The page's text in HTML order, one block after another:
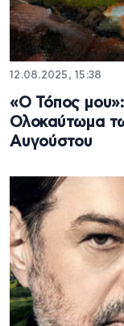
12.08.2025, 15:38
«Ο Τόπος
Ολοκαύτωμα
Αυγούστου